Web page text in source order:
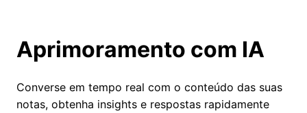
Aprimoramento com IA
Converse em tempo real com o conteúdo das suas
notas, obtenha insights e respostas rapidamente